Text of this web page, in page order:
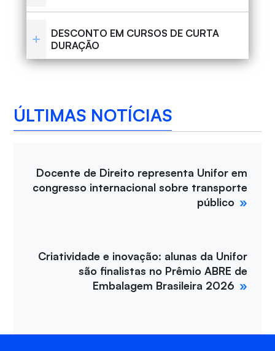
DESCONTO EM CURSOS DE CURTA
DURAÇÃO
ÚLTIMAS NOTÍCIAS
Docente de Direito representa Unifor em
congresso internacional sobre transporte
público
Criatividade e inovação: alunas da Unifor
são finalistas no Prêmio ABRE de
Embalagem Brasileira 2026